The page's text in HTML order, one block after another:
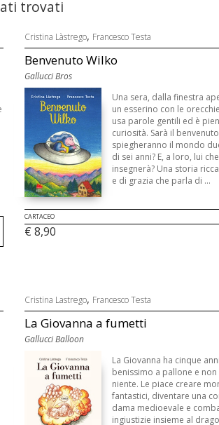
trovati
Cristina Làstrego, Francesco Testa
Benvenuto Wilko
Gallucci Bros
Una sera, dalla finestra
un esserino con le
usa parole gentili ed è
curiosità. Sarà il
spiegheranno il mondo
di sei anni? E, a loro, lui
insegnerà? Una storia
e di grazia che parla di ...
CARTACEO
€ 8,90
Cristina Lastrego, Francesco Testa
La Giovanna a fumetti
Gallucci Balloon
La Giovanna ha cinque
benissimo a pallone e
niente. Le piace creare
fantastici, diventare una
dama medioevale e
ingiustizie insieme al drago